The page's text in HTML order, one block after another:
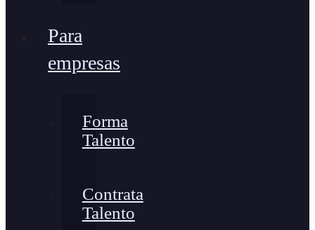
Para
empresas
Forma
Talento
Contrata
Talento